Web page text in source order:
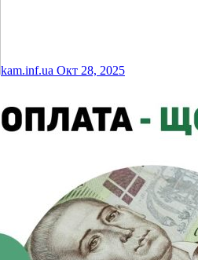
kam.inf.ua Окт 28, 2025